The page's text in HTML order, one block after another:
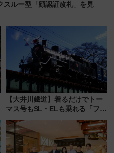
スルー型「顔認証改札」を見
【大井川鐵道】着るだけでトー
マス号もSL・ELも乗れる「フリ
受注販売